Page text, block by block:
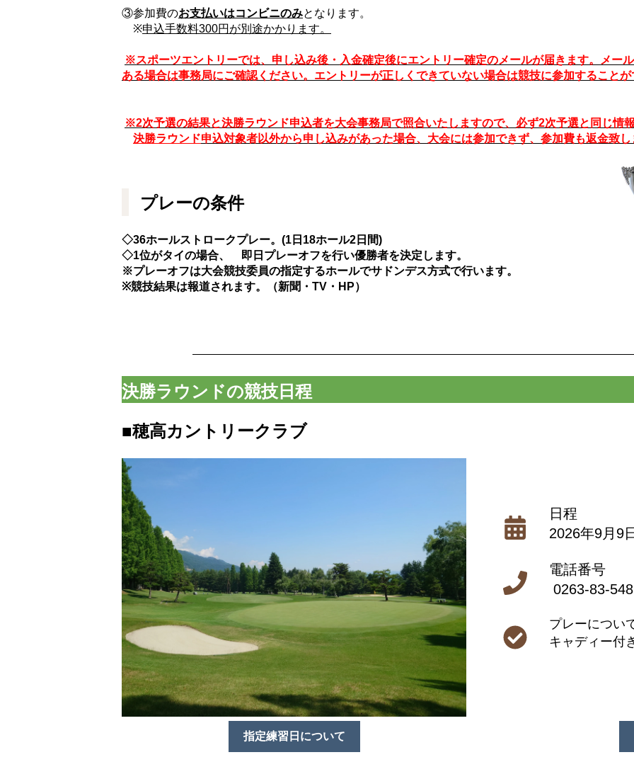
③参加費のお支払いはコンビニのみとなります。
※申込手数料300円が別途かかります。
※スポーツエントリーでは、申し込み後・入金確定後にエントリー確定のメールが届きます。メー
ある場合は事務局にご確認ください。エントリーが正しくできていない場合は競技に参加すること
※2次予選の結果と決勝ラウンド申込者を大会事務局で照合いたしますので、必ず2次予選と同じ情
決勝ラウンド申込対象者以外から申し込みがあった場合、大会には参加できず、参加費も返金致
プレーの条件
◇36ホールストロークプレー。(1日18ホール2日間)
◇1位がタイの場合、 即日プレーオフを行い優勝者を決定します。
※プレーオフは大会競技委員の指定するホールでサドンデス方式で行います。
※競技結果は報道されます。（新聞・TV・HP）
決勝ラウンドの競技日程
■穂高カントリークラブ
日程
2026年9月9
電話番号
0263-83-
プレーについ
キャディー付
指定練習日について